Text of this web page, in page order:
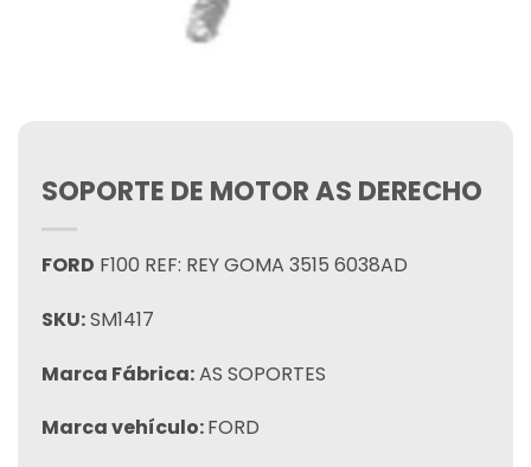
SOPORTE DE MOTOR AS DERECHO
FORD F100 REF: REY GOMA 3515 6038AD
SKU:SM1417
Marca Fábrica:AS SOPORTES
Marca vehículo:FORD